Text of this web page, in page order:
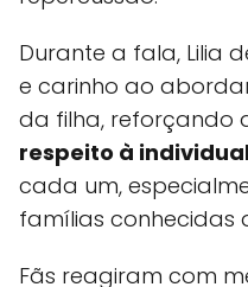
Durante a fala, Lilia
e carinho ao
da filha, reforçando
respeito à
cada um,
famílias conhecidas
Fãs reagiram com